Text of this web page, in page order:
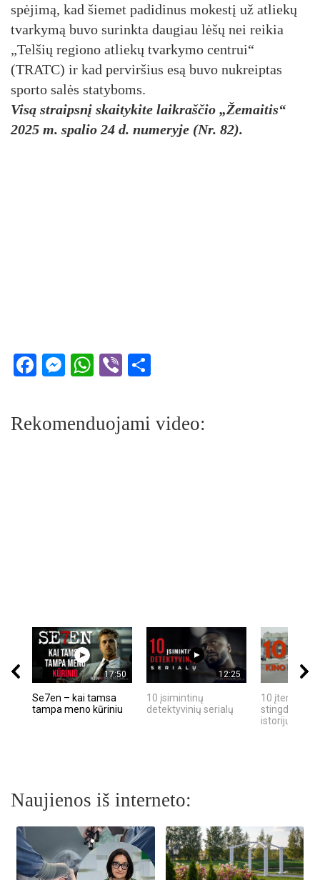
spė­ji­mą, kad šie­met pa­di­di­nus mo­kes­tį už at­lie­kų
tvar­ky­mą bu­vo su­rink­ta dau­giau lė­šų nei rei­kia
„Tel­šių re­gio­no at­lie­kų tvar­ky­mo cent­rui“
(TRATC) ir kad per­vir­šius esą bu­vo nu­kreip­tas
spor­to sa­lės sta­ty­boms.
Visą straipsnį skaitykite laikraščio „Žemaitis“
2025 m. spalio 24 d. numeryje (Nr. 82).
Facebook
Messenger
WhatsApp
Viber
Rekomenduojami video:
17:50
Se7en – kai tamsa
tampa meno kūriniu
12:25
10 įsimintinų
detektyvinių serialų
10 įtemptų,
stingdančių
istorijų
Naujienos iš interneto: